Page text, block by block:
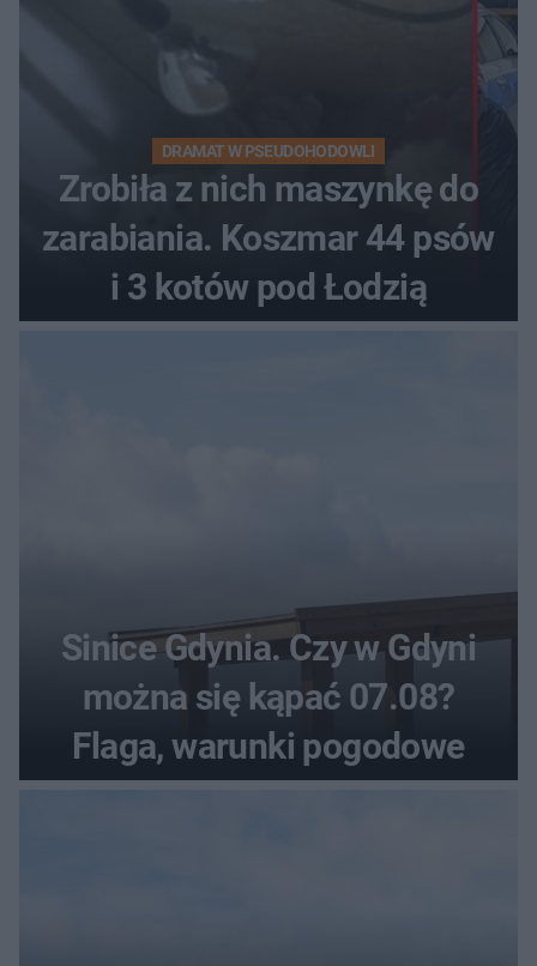
DRAMAT W PSEUDOHODOWLI
Zrobiła z nich maszynkę do
zarabiania. Koszmar 44 psów
i 3 kotów pod Łodzią
Sinice Gdynia. Czy w Gdyni
można się kąpać 07.08?
Flaga, warunki pogodowe